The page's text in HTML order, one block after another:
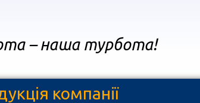
– наша турбота!
компанії